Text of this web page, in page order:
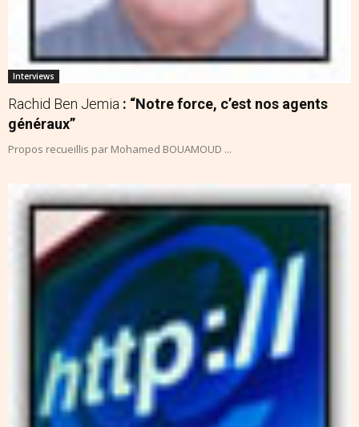
Interviews
Rachid Ben Jemia : “Notre force, c’est nos agents
généraux”
Propos recueillis par Mohamed BOUAMOUD ...